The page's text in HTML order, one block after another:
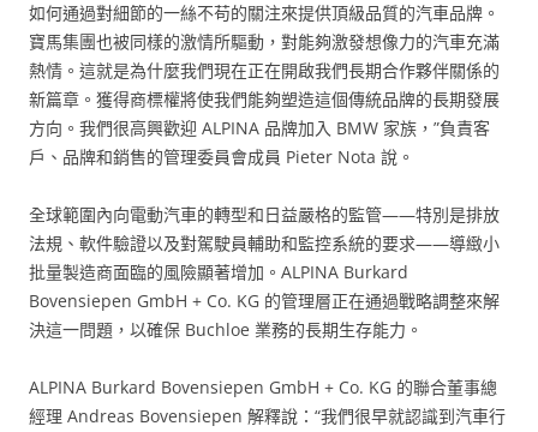
如何通過對細節的一絲不苟的關注來提供頂級品質的汽車品牌。
寶馬集團也被同樣的激情所驅動，對能夠激發想像力的汽車充滿
熱情。這就是為什麼我們現在正在開啟我們長期合作夥伴關係的
新篇章。獲得商標權將使我們能夠塑造這個傳統品牌的長期發展
方向。我們很高興歡迎 ALPINA 品牌加入 BMW 家族，”負責客
戶、品牌和銷售的管理委員會成員 Pieter Nota 說。
全球範圍內向電動汽車的轉型和日益嚴格的監管——特別是排放
法規、軟件驗證以及對駕駛員輔助和監控系統的要求——導緻小
批量製造商面臨的風險顯著增加。ALPINA Burkard
Bovensiepen GmbH + Co. KG 的管理層正在通過戰略調整來解
決這一問題，以確保 Buchloe 業務的長期生存能力。
ALPINA Burkard Bovensiepen GmbH + Co. KG 的聯合董事總
經理 Andreas Bovensiepen 解釋說：“我們很早就認識到汽車行